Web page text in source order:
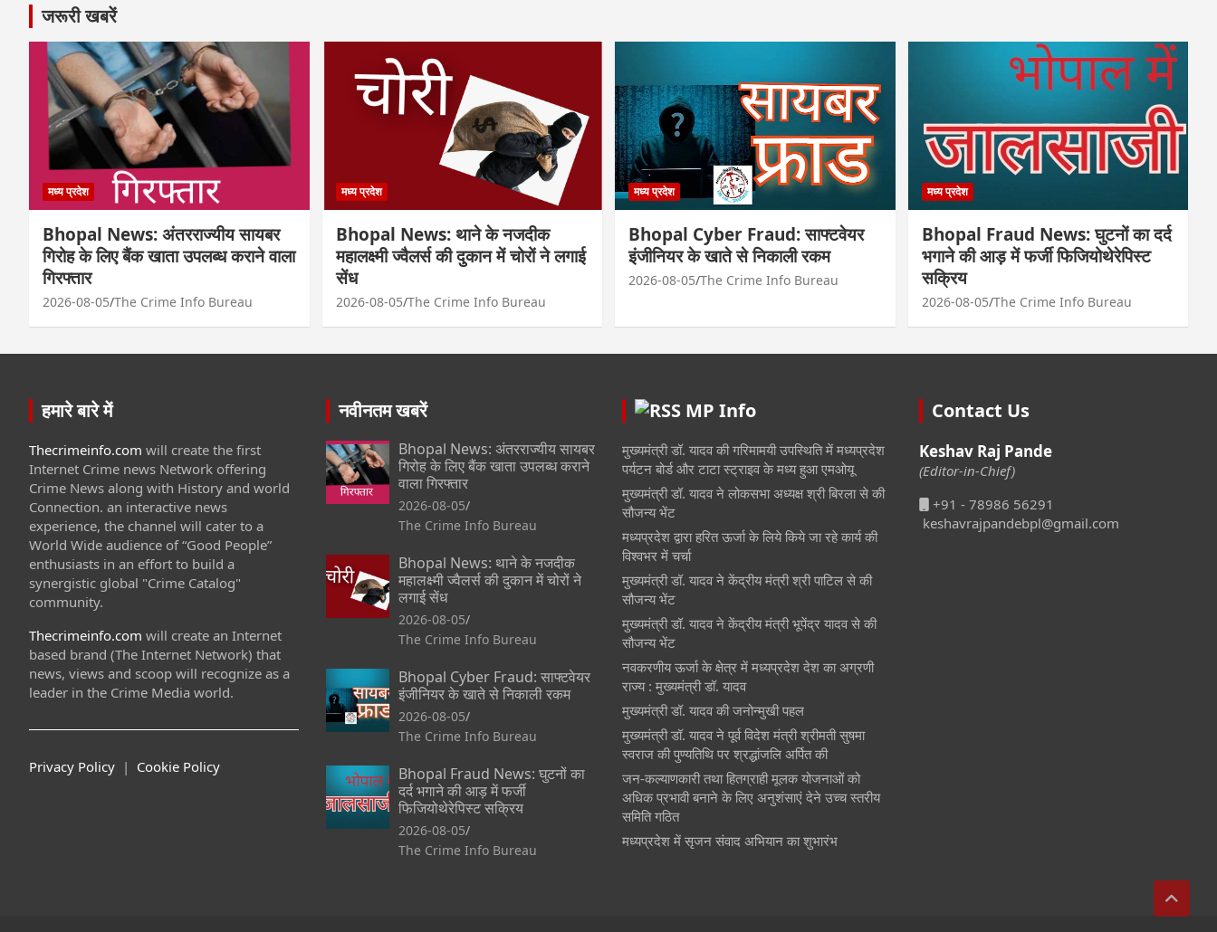
जरूरी खबरें
मध्य प्रदेश
Bhopal News: अंतरराज्यीय सायबर
गिरोह के लिए बैंक खाता उपलब्ध कराने वाला
गिरफ्तार
2026-08-05 The Crime Info Bureau
मध्य प्रदेश
Bhopal News: थाने के नजदीक
महालक्ष्मी ज्वैलर्स की दुकान में चोरों ने लगाई
सेंध
2026-08-05 The Crime Info Bureau
मध्य प्रदेश
Bhopal Cyber Fraud: साफ्टवेयर
इंजीनियर के खाते से निकाली रकम
2026-08-05 The Crime Info Bureau
मध्य प्रदेश
Bhopal Fraud News: घुटनों का दर्द
भगाने की आड़ में फर्जी फिजियोथेरेपिस्ट
सक्रिय
2026-08-05 The Crime Info Bureau
हमारे बारे में
Thecrimeinfo.com will create the first
Internet Crime news Network offering
Crime News along with History and world
Connection. an interactive news
experience, the channel will cater to a
World Wide audience of “Good People”
enthusiasts in an effort to build a
synergistic global "Crime Catalog"
community.
Thecrimeinfo.com will create an Internet
based brand (The Internet Network) that
news, views and scoop will recognize as a
leader in the Crime Media world.
Privacy Policy | Cookie Policy
नवीनतम खबरें
Bhopal News: अंतरराज्यीय सायबर
गिरोह के लिए बैंक खाता उपलब्ध कराने
वाला गिरफ्तार
2026-08-05
The Crime Info Bureau
Bhopal News: थाने के नजदीक
महालक्ष्मी ज्वैलर्स की दुकान में चोरों ने
लगाई सेंध
2026-08-05
The Crime Info Bureau
Bhopal Cyber Fraud: साफ्टवेयर
इंजीनियर के खाते से निकाली रकम
2026-08-05
The Crime Info Bureau
Bhopal Fraud News: घुटनों का
दर्द भगाने की आड़ में फर्जी
फिजियोथेरेपिस्ट सक्रिय
2026-08-05
The Crime Info Bureau
MP Info
मुख्यमंत्री डॉ. यादव की गरिमामयी उपस्थिति में मध्यप्रदेश
पर्यटन बोर्ड और टाटा स्ट्राइव के मध्य हुआ एमओयू
मुख्यमंत्री डॉ. यादव ने लोकसभा अध्यक्ष श्री बिरला से की
सौजन्य भेंट
मध्यप्रदेश द्वारा हरित ऊर्जा के लिये किये जा रहे कार्य की
विश्वभर में चर्चा
मुख्यमंत्री डॉ. यादव ने केंद्रीय मंत्री श्री पाटिल से की
सौजन्य भेंट
मुख्यमंत्री डॉ. यादव ने केंद्रीय मंत्री भूपेंद्र यादव से की
सौजन्य भेंट
नवकरणीय ऊर्जा के क्षेत्र में मध्यप्रदेश देश का अग्रणी
राज्य : मुख्यमंत्री डॉ. यादव
मुख्यमंत्री डॉ. यादव की जनोन्मुखी पहल
मुख्यमंत्री डॉ. यादव ने पूर्व विदेश मंत्री श्रीमती सुषमा
स्वराज की पुण्यतिथि पर श्रद्धांजलि अर्पित की
जन-कल्याणकारी तथा हितग्राही मूलक योजनाओं को
अधिक प्रभावी बनाने के लिए अनुशंसाएं देने उच्च स्तरीय
समिति गठित
मध्यप्रदेश में सृजन संवाद अभियान का शुभारंभ
Contact Us
Keshav Raj Pande
(Editor-in-Chief)
+91 - 78986 56291
keshavrajpandebpl@gmail.com